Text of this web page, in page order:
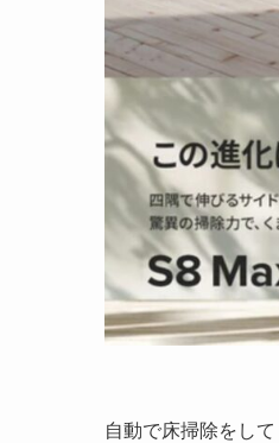
自動で床掃除をし